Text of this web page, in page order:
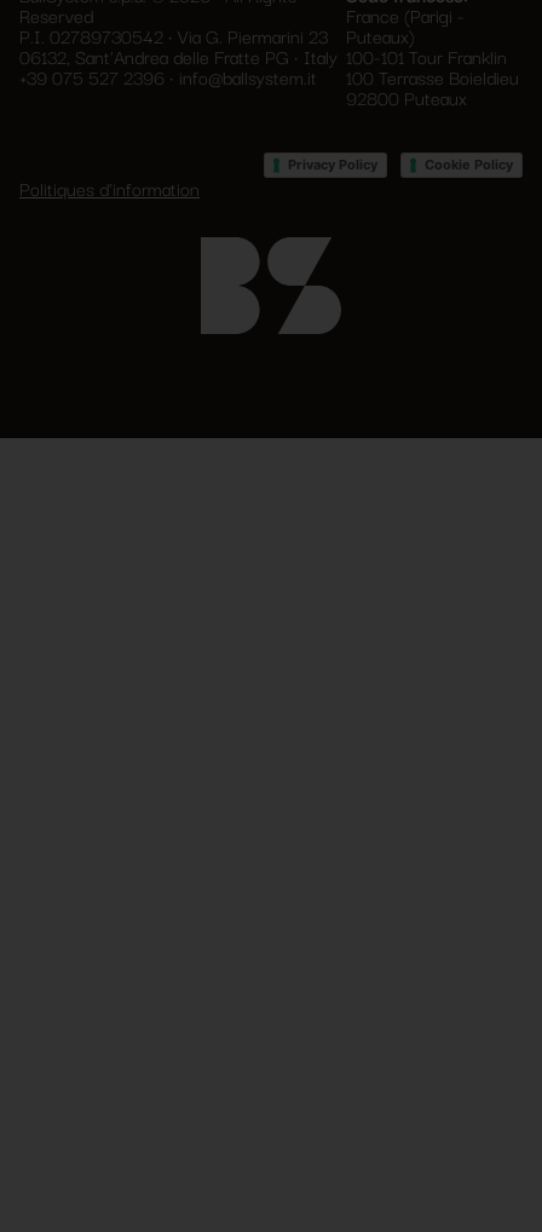
Reserved
P.I. 02789730542 • Via G. Piermarini 23
06132, Sant'Andrea delle Fratte PG • Italy
+39 075 527 2396 • info@ballsystem.it
France (Parigi -
Puteaux)
100-101 Tour Franklin
100 Terrasse Boieldieu
92800 Puteaux
Privacy Policy Cookie Policy
Politiques d'information